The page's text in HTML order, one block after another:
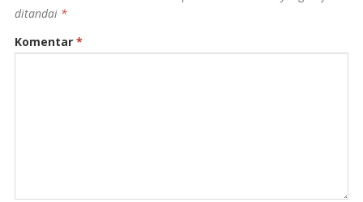
ditandai *
Komentar *